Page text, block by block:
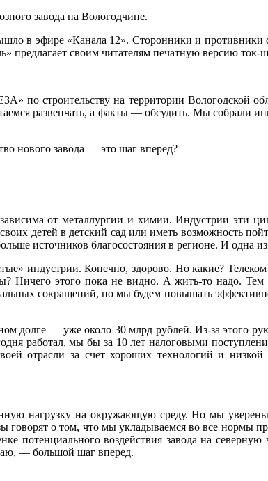
завода на Вологодчине.
в эфире «Канала 12». Сторонники и противники
своим читателям печатную версию ток-
по строительству на территории Вологодской
развенчать, а факты — обсудить. Мы собрали
нового завода — это шаг вперед?
от металлургии и химии. Индустрии эти
детей в детский сад или иметь возможность
источников благосостояния в регионе. И одна
индустрии. Конечно, здорово. Но какие?
Ничего этого пока не видно. А жить-то надо.
сокращений, но мы будем повышать
долге — уже около 30 млрд рублей. Из-за этого
работал, мы бы за 10 лет налоговыми
отрасли за счет хороших технологий и
нагрузку на окружающую среду. Но мы
о том, что мы укладываемся во все нормы
потенциального воздействия завода на
— большой шаг вперед.